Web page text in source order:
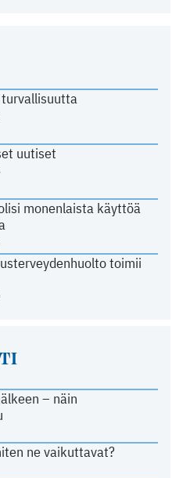
turvallisuutta
uutiset
monenlaista käyttöä
toimii
– näin
ne vaikuttavat?